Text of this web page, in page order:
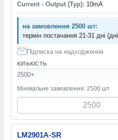
Current - Output (Typ): 10mA
на замовлення 2500 шт:
термін постачання 21-31 дні
Підписка на надходження
КІЛЬКІСТЬ
2500+
Мінімальне замовлення: 2500 шт
LM2901A-SR